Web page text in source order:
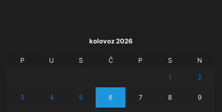
kolovoz 2026
P U S Č P S N
1 2
3 4 5 6 7 8 9